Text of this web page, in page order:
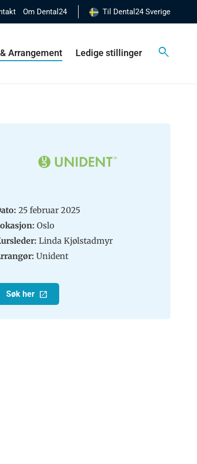
Om Dental24 Til Dental24 Sverige
Arrangement Ledige stillinger
25 februar 2025
Oslo
Linda Kjølstadmyr
Unident
Søk her